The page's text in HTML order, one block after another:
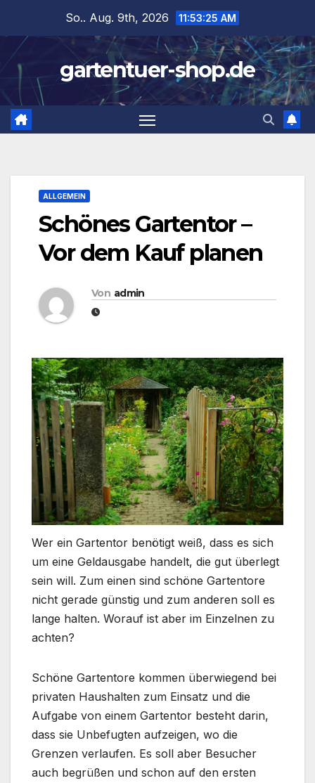
springen
So.. Aug. 9th, 2026 11:53:25 AM
gartentuer-shop.de
ALLGEMEIN
Schönes Gartentor –
Vor dem Kauf planen
Von admin
Wer ein Gartentor benötigt weiß, dass es sich
um eine Geldausgabe handelt, die gut überlegt
sein will. Zum einen sind schöne Gartentore
nicht gerade günstig und zum anderen soll es
lange halten. Worauf ist aber im Einzelnen zu
achten?
Schöne Gartentore kommen überwiegend bei
privaten Haushalten zum Einsatz und die
Aufgabe von einem Gartentor besteht darin,
dass sie Unbefugten aufzeigen, wo die
Grenzen verlaufen. Es soll aber Besucher
auch begrüßen und schon auf den ersten